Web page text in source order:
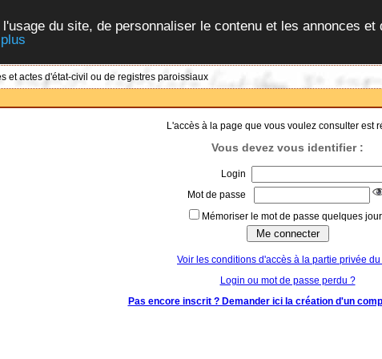
du site, de personnaliser le contenu et les annonces
et actes d'état-civil ou de registres paroissiaux
L'accès à la page que vous voulez consulter est
Vous devez vous identifier :
Login
Mot de passe
Mémoriser le mot de passe quelques
Voir les conditions d'accès à la partie privée du
Login ou mot de passe perdu ?
Pas encore inscrit ? Demander ici la création d'un